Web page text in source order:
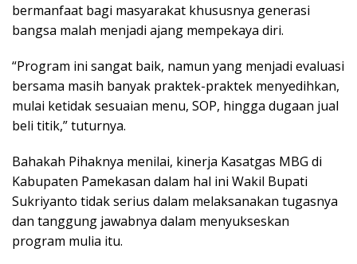
bermanfaat bagi masyarakat khususnya generasi
bangsa malah menjadi ajang mempekaya diri.
“Program ini sangat baik, namun yang menjadi evaluasi
bersama masih banyak praktek-praktek menyedihkan,
mulai ketidak sesuaian menu, SOP, hingga dugaan jual
beli titik,” tuturnya.
Bahakah Pihaknya menilai, kinerja Kasatgas MBG di
Kabupaten Pamekasan dalam hal ini Wakil Bupati
Sukriyanto tidak serius dalam melaksanakan tugasnya
dan tanggung jawabnya dalam menyukseskan
program mulia itu.